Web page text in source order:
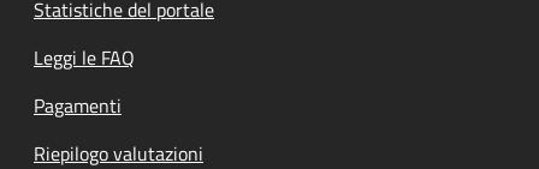
Statistiche del portale
Leggi le FAQ
Pagamenti
Riepilogo valutazioni